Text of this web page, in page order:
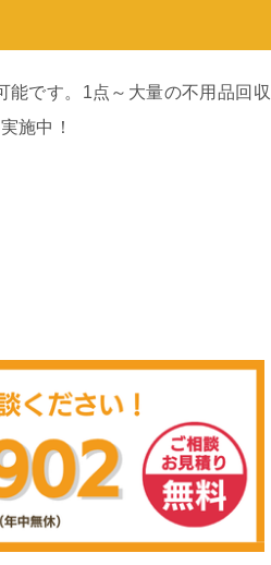
能です。1点～大量の不用品回収
施中！